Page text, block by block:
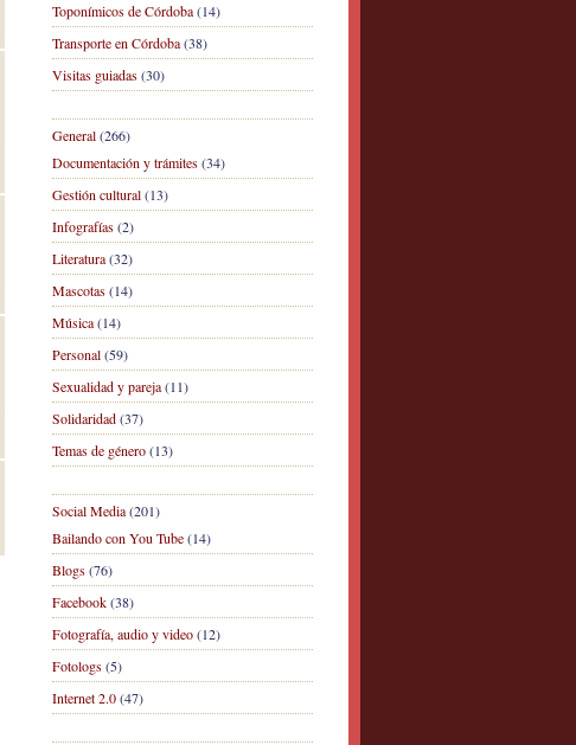
Toponímicos de Córdoba(14)
Transporte en Córdoba(38)
Visitas guiadas(30)
General(266)
Documentación y trámites(34)
Gestión cultural(13)
Infografías(2)
Literatura(32)
Mascotas(14)
Música(14)
Personal(59)
Sexualidad y pareja(11)
Solidaridad(37)
Temas de género(13)
Social Media(201)
Bailando con You Tube(14)
Blogs(76)
Facebook(38)
Fotografía, audio y video(12)
Fotologs(5)
Internet 2.0(47)